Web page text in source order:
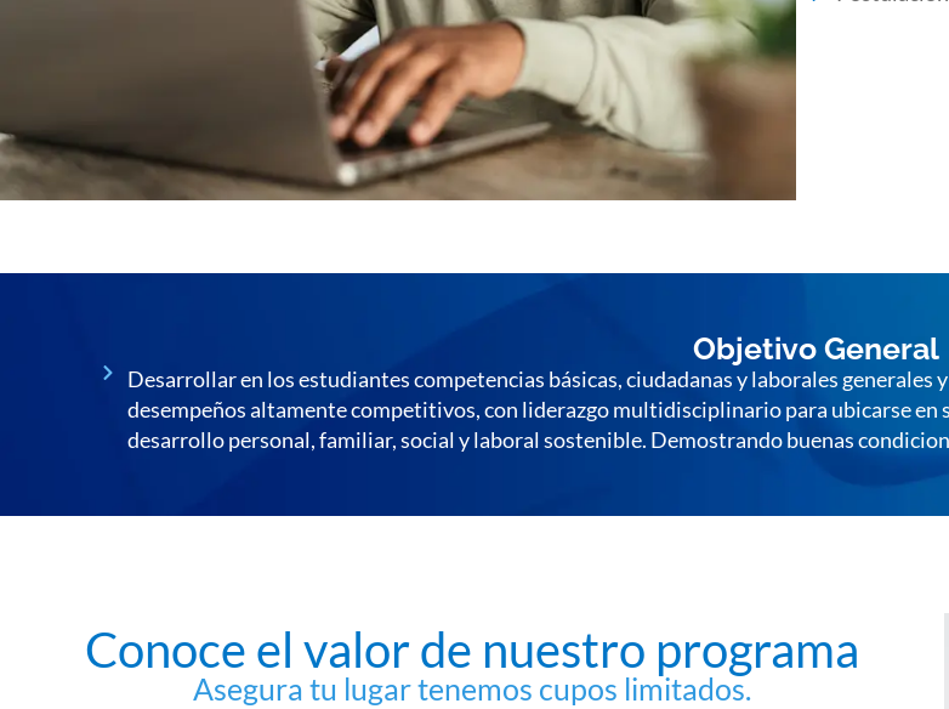
Objetivo General
Desarrollar en los estudiantes competencias básicas, ciudadanas y laborales generales
desempeños altamente competitivos, con liderazgo multidisciplinario para ubicarse
desarrollo personal, familiar, social y laboral sostenible. Demostrando buenas
Conoce el valor de nuestro programa
Asegura tu lugar tenemos cupos limitados.